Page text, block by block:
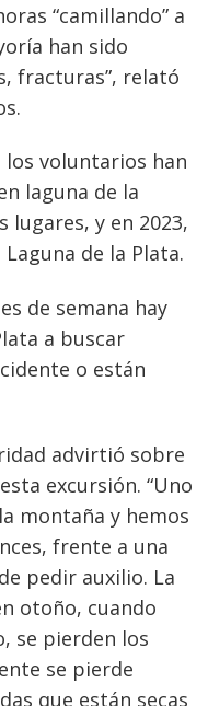
“camillando” a
han sido
fracturas”, relató
los voluntarios han
laguna de la
lugares, y en 2023,
de la Plata.
de semana hay
a buscar
o están
advirtió sobre
excursión. “Uno
montaña y hemos
frente a una
pedir auxilio. La
otoño, cuando
se pierden los
se pierde
que están secas